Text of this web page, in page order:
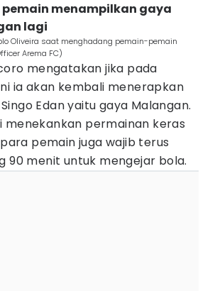
pemain menampilkan gaya
lagi
Oliveira saat menghadang pemain-pemain
Arema FC)
mengatakan jika pada
ia akan kembali menerapkan
Edan yaitu gaya Malangan.
menekankan permainan keras
pemain juga wajib terus
90 menit untuk mengejar bola.